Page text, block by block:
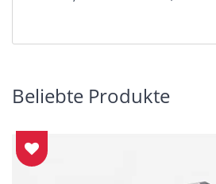
Beliebte Produkte